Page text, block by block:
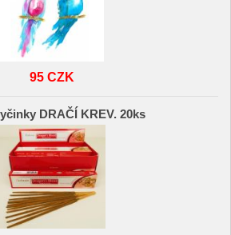
95 CZK
DRAČÍ KREV. 20ks